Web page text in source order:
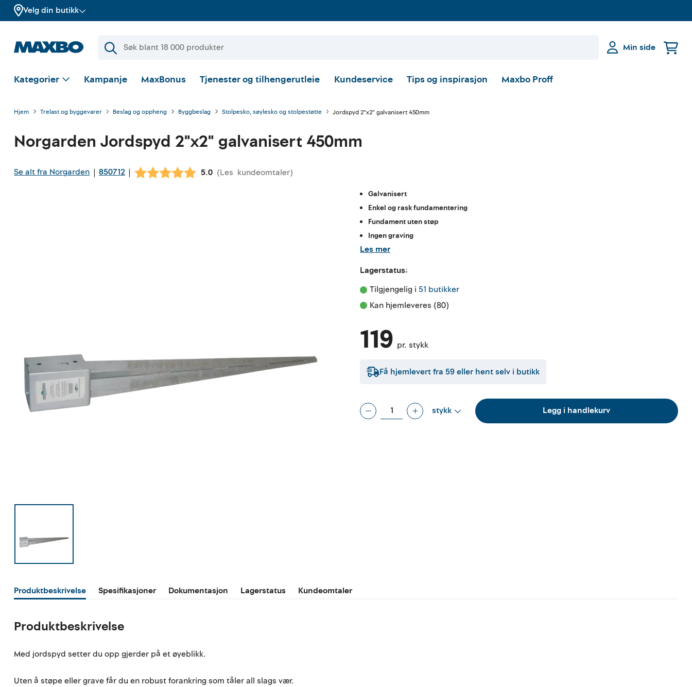
Velg din butikk
Min side
Kategorier Kampanje MaxBonus Tjenester og tilhengerutleie Kundeservice Tips og inspirasjon Maxbo Proff
Hjem Trelast og byggevarer Beslag og oppheng Byggbeslag Stolpesko, søylesko og stolpestøtte Jordspyd 2"x2" galvanisert 450mm
Norgarden Jordspyd 2"x2" galvanisert 450mm
Se alt fra Norgarden | 850712 | Gjennomsnittskarakter:
5.0 (Les kundeomtaler)
Galvanisert
Enkel og rask fundamentering
Fundament uten støp
Ingen graving
Les mer
Lagerstatus:
Tilgjengelig i 51 butikker
Kan hjemleveres (80)
119 pr. stykk
Få hjemlevert fra 59eller hent selv i butikk
stykk Legg i handlekurv
Produktbeskrivelse Spesifikasjoner Dokumentasjon Lagerstatus Kundeomtaler
Produktbeskrivelse
Med jordspyd setter du opp gjerder på et øyeblikk.
Uten å støpe eller grave får du en robust forankring som tåler all slags vær.